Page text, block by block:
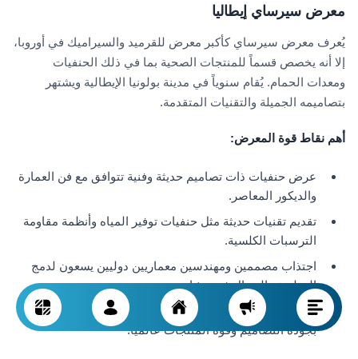
معرض سيرساي إيطاليا
يُعرف معرض سيرساي كأكبر معرض للقرميد والسيراميك في أوروبا،
إلا أنه يخصص قسماً للمنتجات الصحية بما في ذلك الحنفيات
ومعدات الحمام. يُقام سنوياً في مدينة بولونيا الإيطالية ويشتهر
بتصاميمه الجميلة والتقنيات المتقدمة.
أهم نقاط قوة المعرض:
عرض حنفيات ذات تصاميم حديثة وفنية تتوافق مع فن العمارة
والديكور المعاصر.
تقديم تقنيات حديثة مثل حنفيات توفير المياه وأنظمة مقاومة
الترسبات الكلسية.
اجتذاب مصممين ومهندسين معماريين دوليين يسعون لدمج
الوظيفة والجمال في مشاريعهم.
فرص لقاء مع المصنعين الإيطاليين والأوروبيين المعروفين
بجودة التصاميم وقوة المنتجات عالمياً.